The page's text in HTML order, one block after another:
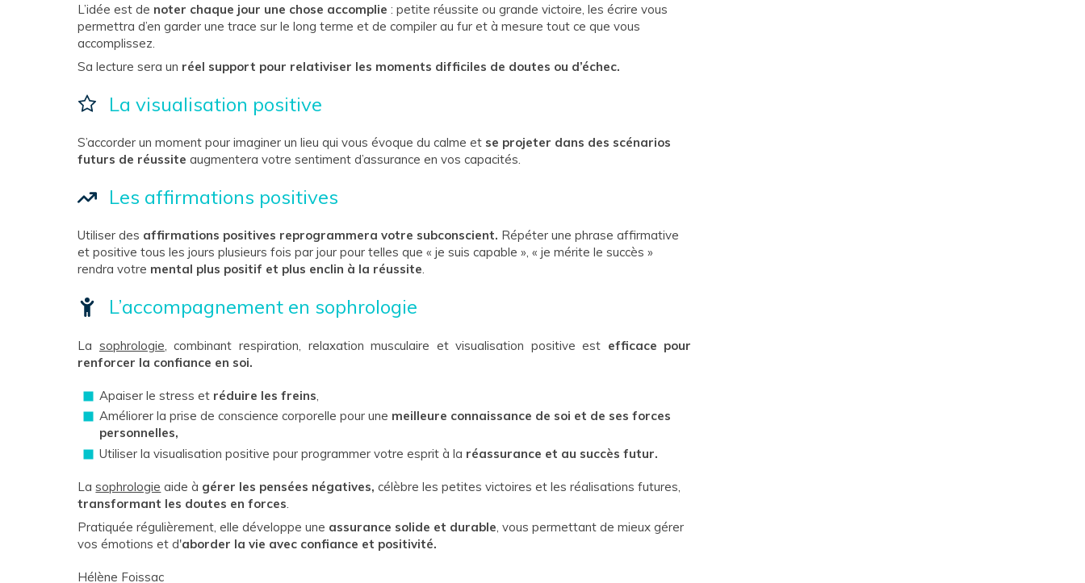
L’idée est de noter chaque jour une chose accomplie : petite réussite ou grande victoire, les écrire vous
permettra d’en garder une trace sur le long terme et de compiler au fur et à mesure tout ce que vous
accomplissez.
Sa lecture sera un réel support pour relativiser les moments difficiles de doutes ou d’échec.
La visualisation positive
S’accorder un moment pour imaginer un lieu qui vous évoque du calme et se projeter dans des scénarios
futurs de réussiteaugmentera votre sentiment d’assurance en vos capacités.
Les affirmations positives
Utiliser des affirmations positives reprogrammera votre subconscient. Répéter une phrase affirmative
et positive tous les jours plusieurs fois par jour pour telles que « je suis capable », « je mérite le succès »
rendra votre mental plus positif et plus enclin à la réussite.
L’accompagnement en sophrologie
La sophrologie, combinant respiration, relaxation musculaire et visualisation positive est efficace pour
renforcer la confiance en soi.
Apaiser le stress et réduire les freins,
Améliorer la prise de conscience corporelle pour une meilleure connaissance de soi et de ses forces
personnelles,
Utiliser la visualisation positive pour programmer votre esprit à la réassurance et au succès futur.
Lasophrologie aide à gérer les pensées négatives, célèbre les petites victoires et les réalisations futures,
transformant les doutes en forces.
Pratiquée régulièrement, elle développe une assurance solide et durable, vous permettant de mieux gérer
vos émotions et d'aborder la vie avec confiance et positivité.
Hélène Foissac